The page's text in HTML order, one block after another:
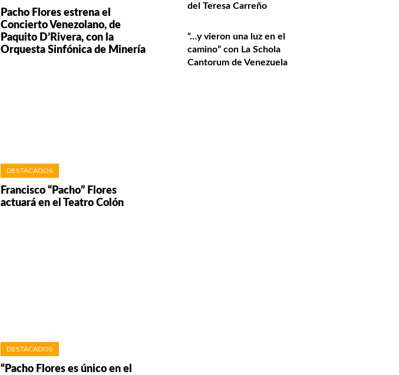
Pacho Flores estrena el
Concierto Venezolano, de
Paquito D’Rivera, con la
Orquesta Sinfónica de Minería
DESTACADOS
Francisco “Pacho” Flores
actuará en el Teatro Colón
DESTACADOS
“Pacho Flores es único en el
del Teresa Carreño
“…y vieron una luz en el
camino” con La Schola
Cantorum de Venezuela